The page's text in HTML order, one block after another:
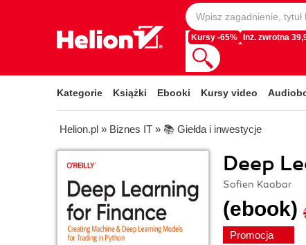
Kursy -65% Inż. zwrotna
Kategorie Książki Ebooki Kursy video
Helion.pl » Biznes IT » 📚 Giełda i inwestycje
Deep
Sofien Kaabar
(ebook)
Promocja